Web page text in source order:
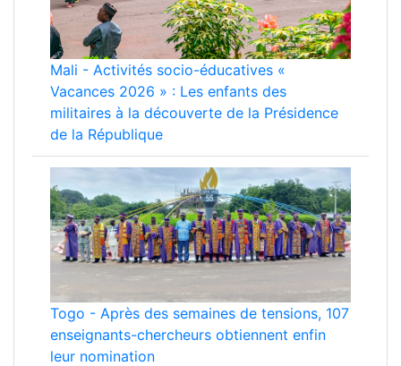
Mali - Activités socio-éducatives «
Vacances 2026 » : Les enfants des
militaires à la découverte de la Présidence
de la République
Togo - Après des semaines de tensions, 107
enseignants-chercheurs obtiennent enfin
leur nomination